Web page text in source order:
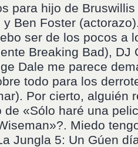
para hijo de
y Ben Foster
ser de los pocos a
Breaking Bad), DJ
Dale me parece
todo para los
Por cierto, alguién
de «Sólo haré una
Miedo
Jungla 5: Un Gúen